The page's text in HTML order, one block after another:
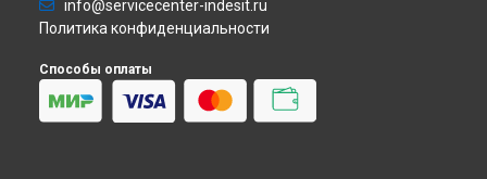
info@servicecenter-indesit.ru
Политика конфиденциальности
Способы оплаты